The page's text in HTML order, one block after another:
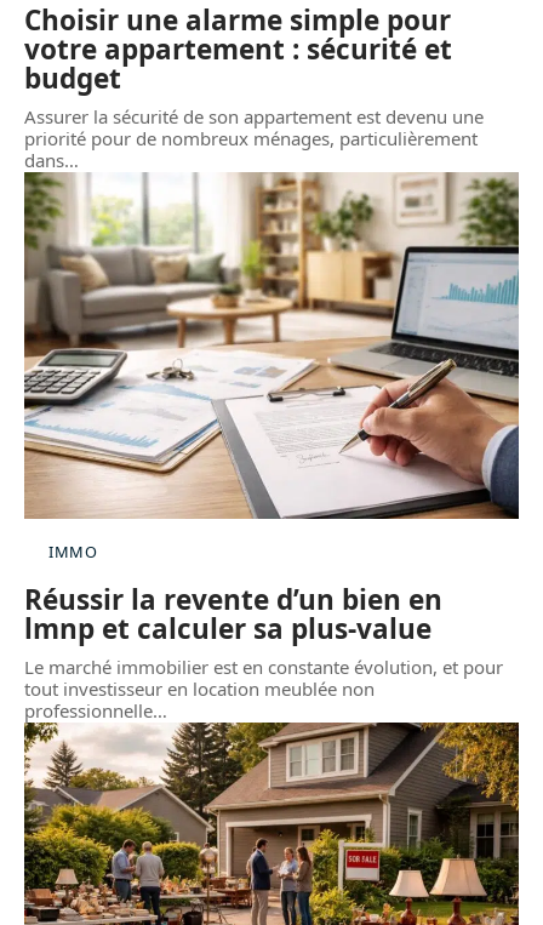
Choisir une alarme simple pour
votre appartement : sécurité et
budget
Assurer la sécurité de son appartement est devenu une
priorité pour de nombreux ménages, particulièrement
dans…
IMMO
Réussir la revente d’un bien en
lmnp et calculer sa plus-value
Le marché immobilier est en constante évolution, et pour
tout investisseur en location meublée non
professionnelle…